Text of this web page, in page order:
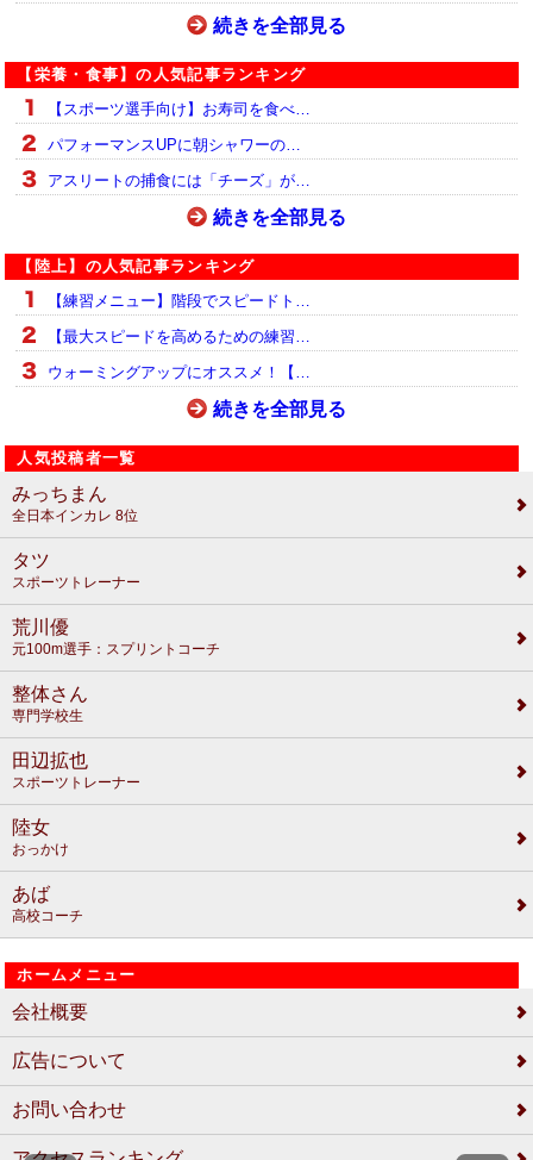
続きを全部見る
【栄養・食事】の人気記事ランキング
【スポーツ選手向け】お寿司を食べ…
パフォーマンスUPに朝シャワーの…
アスリートの捕食には「チーズ」が…
続きを全部見る
【陸上】の人気記事ランキング
【練習メニュー】階段でスピードト…
【最大スピードを高めるための練習…
ウォーミングアップにオススメ！【…
続きを全部見る
人気投稿者一覧
みっちまん
全日本インカレ 8位
タツ
スポーツトレーナー
荒川優
元100m選手：スプリントコーチ
整体さん
専門学校生
田辺拡也
スポーツトレーナー
陸女
おっかけ
あば
高校コーチ
ホームメニュー
会社概要
広告について
お問い合わせ